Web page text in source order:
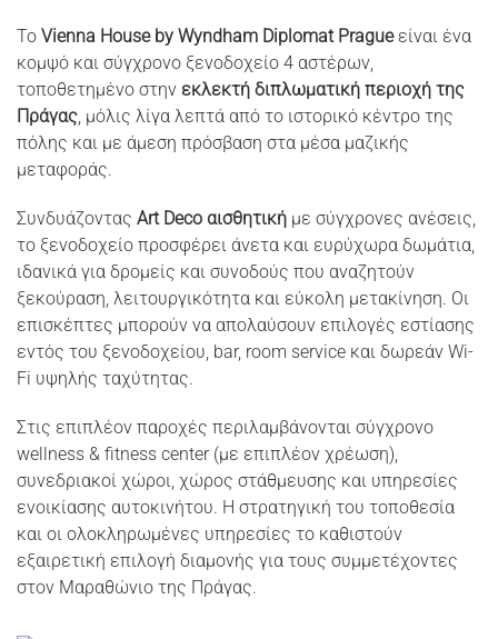
Το Vienna House by Wyndham Diplomat Pragueείναι ένα
κομψό και σύγχρονο ξενοδοχείο 4 αστέρων,
τοποθετημένο στην εκλεκτή διπλωματική περιοχή της
Πράγας, μόλις λίγα λεπτά από το ιστορικό κέντρο της
πόλης και με άμεση πρόσβαση στα μέσα μαζικής
μεταφοράς.
Συνδυάζοντας Art Deco αισθητική με σύγχρονες ανέσεις,
το ξενοδοχείο προσφέρει άνετα και ευρύχωρα δωμάτια,
ιδανικά για δρομείς και συνοδούς που αναζητούν
ξεκούραση, λειτουργικότητα και εύκολη μετακίνηση. Οι
επισκέπτες μπορούν να απολαύσουν επιλογές εστίασης
εντός του ξενοδοχείου, bar, room service και δωρεάν Wi-
Fi υψηλής ταχύτητας.
Στις επιπλέον παροχές περιλαμβάνονται σύγχρονο
wellness & fitness center (με επιπλέον χρέωση),
συνεδριακοί χώροι, χώρος στάθμευσης και υπηρεσίες
ενοικίασης αυτοκινήτου. Η στρατηγική του τοποθεσία
και οι ολοκληρωμένες υπηρεσίες το καθιστούν
εξαιρετική επιλογή διαμονής για τους συμμετέχοντες
στον Μαραθώνιο της Πράγας.